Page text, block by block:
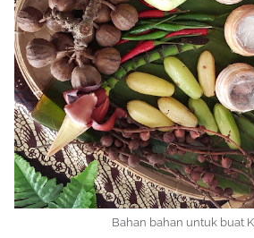
Bahan bahan untuk buat